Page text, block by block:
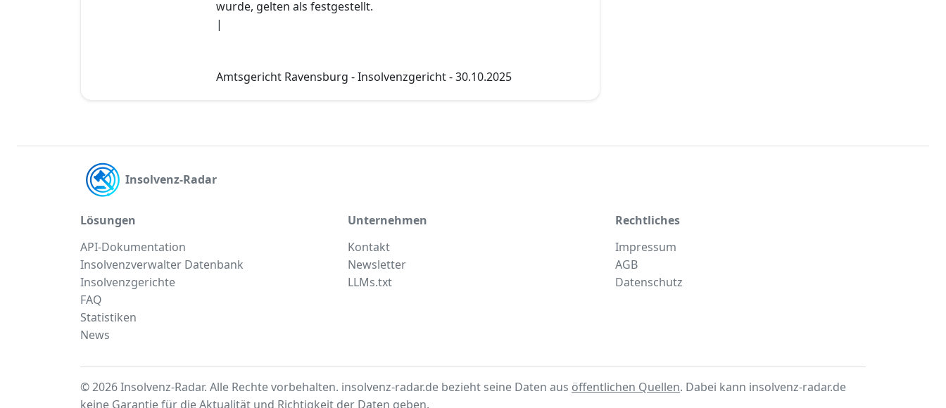
wurde, gelten als festgestellt.
|
Amtsgericht Ravensburg - Insolvenzgericht - 30.10.2025
Insolvenz-Radar
Lösungen
API-Dokumentation
Insolvenzverwalter Datenbank
Insolvenzgerichte
FAQ
Statistiken
News
Unternehmen
Kontakt
Newsletter
LLMs.txt
Rechtliches
Impressum
AGB
Datenschutz
© 2026 Insolvenz-Radar. Alle Rechte vorbehalten. insolvenz-radar.de bezieht seine Daten aus öffentlichen Quellen. Dabei kann insolvenz-radar.de
keine Garantie für die Aktualität und Richtigkeit der Daten geben.